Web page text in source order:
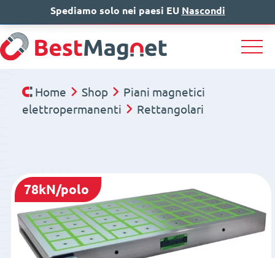
IT EN DE
Home Shop
Piani magnetici
elettropermanenti
Rettangolari
78kN/polo
Spediamo solo nei paesi EU Nascondi